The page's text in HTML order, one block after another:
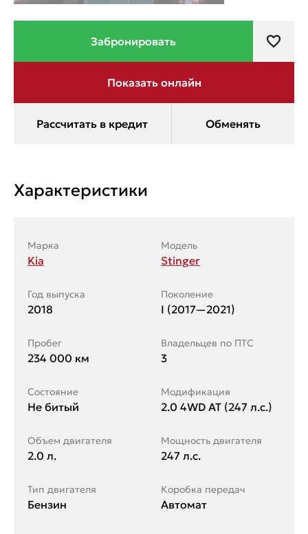
Характеристики
Марка
Kia
Модель
Stinger
Год выпуска
2018
Поколение
I (2017—2021)
Пробег
234 000 км
Владельцев по ПТС
3
Состояние
Не битый
Модификация
2.0 4WD AT (247 л.с.)
Объем двигателя
2.0 л.
Мощность двигателя
247 л.с.
Тип двигателя
Бензин
Коробка передач
Автомат